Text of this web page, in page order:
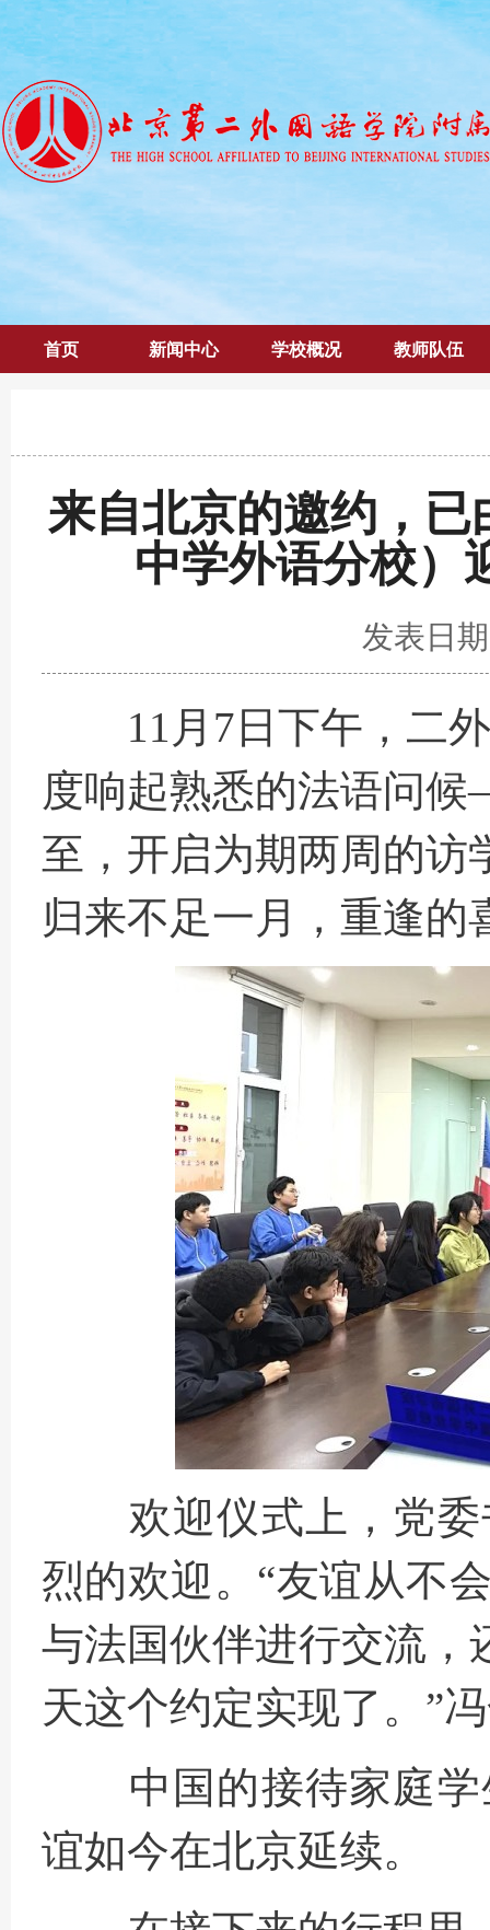
首页 新闻中心 学校概况 教师队伍
来自北京的邀约，
中学外语分校）
发表日
11月7日下午，二外
度响起熟悉的法语问
至，开启为期两周的访
归来不足一月，重逢
欢迎仪式上 ， 党
烈的欢迎 。 “友谊从不
与法国伙伴进行交流，
天这个约定实现了。”
中国的接待家庭
谊如今在北京延续。